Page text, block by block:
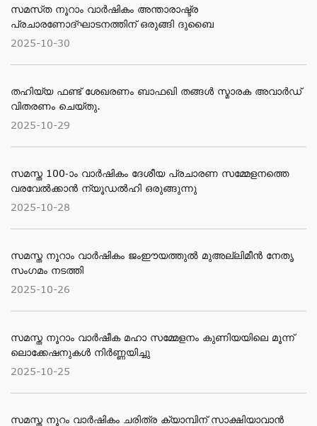
സമസ്​ത നൂറാം വാര്‍ഷികം അന്താരാഷ്ട്ര
പ്രചാരണോദ്ഘാടനത്തിന് ഒരുങ്ങി ദുബൈ
2025-10-30
തഹിയ്യ ഫണ്ട് ശേഖരണം ബാഫഖി തങ്ങൾ സ്മാരക അവാർഡ്
വിതരണം ചെയ്തു.
2025-10-29
സമസ്ത 100-ാം വാർഷികം ദേശീയ പ്രചാരണ സമ്മേളനത്തെ
വരവേൽക്കാൻ ന്യൂഡൽഹി ഒരുങ്ങുന്നു
2025-10-28
സമസ്ത നൂറാം വാർഷികം ജംഈയത്തുൽ മുഅല്ലിമീൻ നേതൃ
സംഗമം നടത്തി
2025-10-26
സമസ്ത നൂറാം വാർഷീക മഹാ സമ്മേളനം കുണിയയിലെ മൂന്ന്
ലൊക്കേഷനുകൾ നിർണ്ണയിച്ചു
2025-10-25
സമസ്ത നൂറം വാര്‍ഷികം ചരിത്ര ക്യാമ്പിന് സാക്ഷിയാവാന്‍